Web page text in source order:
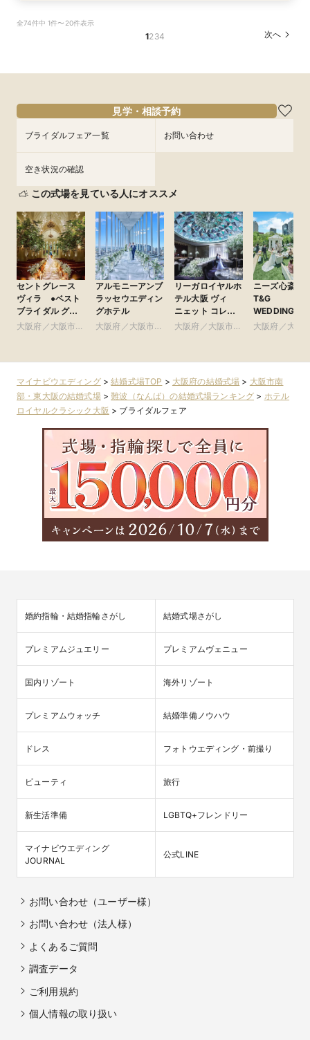
8/30
べ比べ試食フェア
フェアを予約
8/30
し＆豪華試食特典で贅沢体験
フェアを予約
8/30
食べ比べ＆オマール海老試食付きフェア
フェアを予約
全74件中 1件〜20件表示
1234 次へ
見学・相談予約
ブライダルフェア一覧 お問い合わせ
空き状況の確認
この式場を見ている人にオススメ
セントグレース
ヴィラ ●ベスト
ブライダル グ
ループ
大阪府／大阪市南
アルモニーアンブ
ラッセウエディン
グホテル
大阪府／大阪市北
リーガロイヤルホ
テル大阪 ヴィ
ニェット コレク
ション
大阪府／大阪市北
ニーズ心斎橋
T&G
WEDDING(旧
ルモニーアン
大阪府／大阪
マイナビウエディング>結婚式場TOP > 大阪府の結婚式場 > 大阪市南
部・東大阪の結婚式場>難波（なんば）の結婚式場ランキング > ホテル
ロイヤルクラシック大阪 > ブライダルフェア
婚約指輪・結婚指輪さがし 結婚式場さがし
プレミアムジュエリー プレミアムヴェニュー
国内リゾート 海外リゾート
プレミアムウォッチ 結婚準備ノウハウ
ドレス フォトウエディング・前撮り
ビューティ 旅行
新生活準備 LGBTQ+フレンドリー
マイナビウエディング
JOURNAL
公式LINE
お問い合わせ（ユーザー様）
お問い合わせ（法人様）
よくあるご質問
調査データ
ご利用規約
個人情報の取り扱い